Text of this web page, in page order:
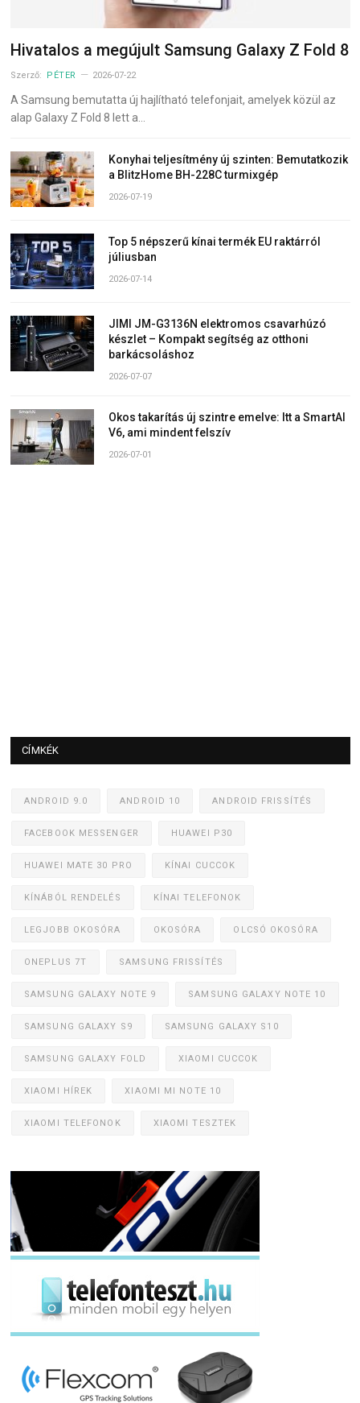
Hivatalos a megújult Samsung Galaxy Z Fold 8
Szerző: PÉTER 2026-07-22
A Samsung bemutatta új hajlítható telefonjait, amelyek közül az
alap Galaxy Z Fold 8 lett a…
Konyhai teljesítmény új szinten: Bemutatkozik
a BlitzHome BH-228C turmixgép
2026-07-19
Top 5 népszerű kínai termék EU raktárról
júliusban
2026-07-14
JIMI JM-G3136N elektromos csavarhúzó
készlet – Kompakt segítség az otthoni
barkácsoláshoz
2026-07-07
Okos takarítás új szintre emelve: Itt a SmartAI
V6, ami mindent felszív
2026-07-01
CÍMKÉK
ANDROID 9.0 ANDROID 10 ANDROID FRISSÍTÉS
FACEBOOK MESSENGER HUAWEI P30
HUAWEI MATE 30 PRO KÍNAI CUCCOK
KÍNÁBÓL RENDELÉS KÍNAI TELEFONOK
LEGJOBB OKOSÓRA OKOSÓRA OLCSÓ OKOSÓRA
ONEPLUS 7T SAMSUNG FRISSÍTÉS
SAMSUNG GALAXY NOTE 9 SAMSUNG GALAXY NOTE 10
SAMSUNG GALAXY S9 SAMSUNG GALAXY S10
SAMSUNG GALAXY FOLD XIAOMI CUCCOK
XIAOMI HÍREK XIAOMI MI NOTE 10
XIAOMI TELEFONOK XIAOMI TESZTEK